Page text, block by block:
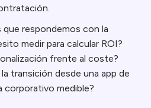
respondemos con la
medir para calcular ROI?
frente al coste?
transición desde una app de
corporativo medible?